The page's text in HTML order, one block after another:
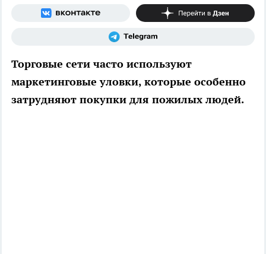
Торговые сети часто используют
маркетинговые уловки, которые особенно
затрудняют покупки для пожилых людей.